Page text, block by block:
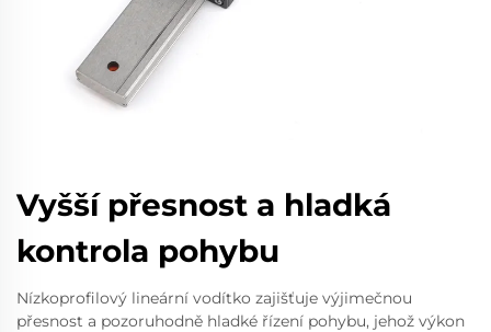
Vyšší přesnost a hladká
kontrola pohybu
Nízkoprofilový lineární vodítko zajišťuje výjimečnou
přesnost a pozoruhodně hladké řízení pohybu, jehož výkon